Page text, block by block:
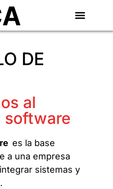
DE
al
software
es la base
a una empresa
sistemas y